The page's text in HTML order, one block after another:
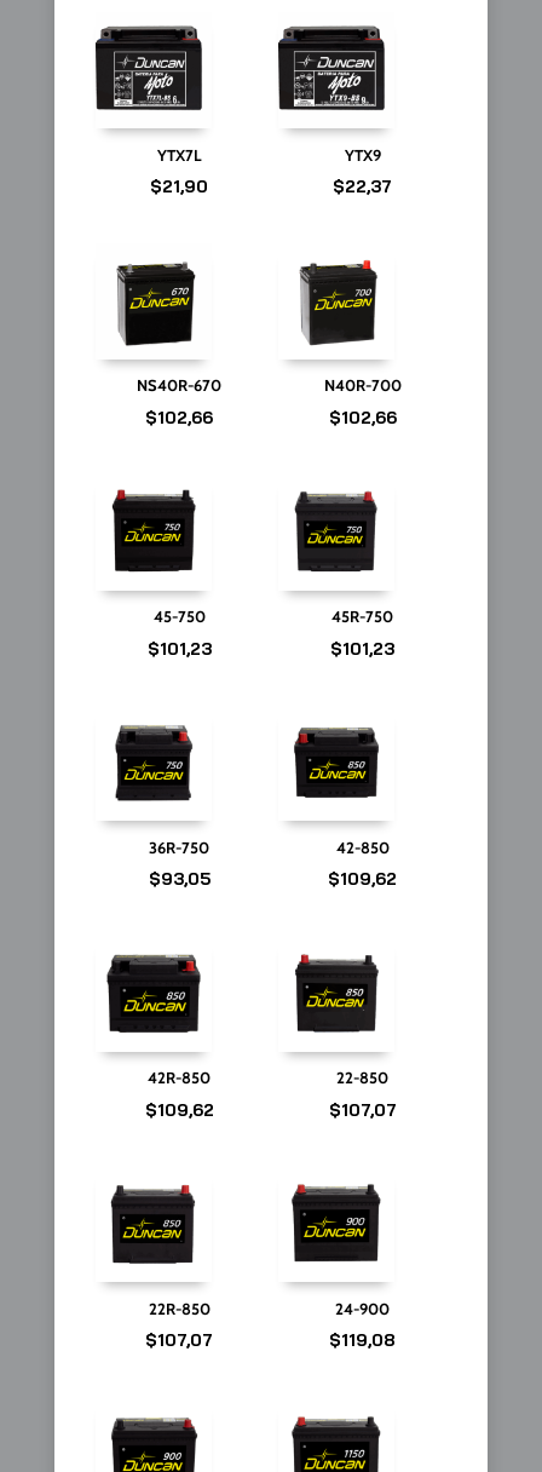
YTX7L
$21,90
YTX9
$22,37
NS40R-670
$102,66
N40R-700
$102,66
45-750
$101,23
45R-750
$101,23
36R-750
$93,05
42-850
$109,62
42R-850
$109,62
22-850
$107,07
22R-850
$107,07
24-900
$119,08